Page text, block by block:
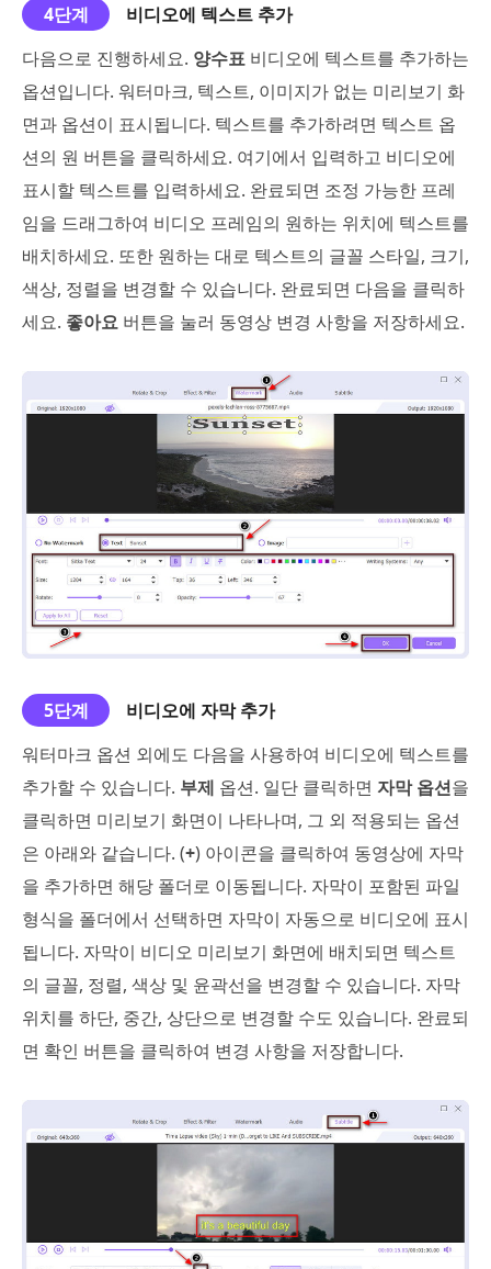
4단계
비디오에 텍스트 추가
다음으로 진행하세요. 양수표 비디오에 텍스트를 추가하는
옵션입니다. 워터마크, 텍스트, 이미지가 없는 미리보기 화
면과 옵션이 표시됩니다. 텍스트를 추가하려면 텍스트 옵
션의 원 버튼을 클릭하세요. 여기에서 입력하고 비디오에
표시할 텍스트를 입력하세요. 완료되면 조정 가능한 프레
임을 드래그하여 비디오 프레임의 원하는 위치에 텍스트를
배치하세요. 또한 원하는 대로 텍스트의 글꼴 스타일, 크기,
색상, 정렬을 변경할 수 있습니다. 완료되면 다음을 클릭하
세요. 좋아요 버튼을 눌러 동영상 변경 사항을 저장하세요.
5단계
비디오에 자막 추가
워터마크 옵션 외에도 다음을 사용하여 비디오에 텍스트를
추가할 수 있습니다. 부제 옵션. 일단 클릭하면 자막 옵션을
클릭하면 미리보기 화면이 나타나며, 그 외 적용되는 옵션
은 아래와 같습니다. (+) 아이콘을 클릭하여 동영상에 자막
을 추가하면 해당 폴더로 이동됩니다. 자막이 포함된 파일
형식을 폴더에서 선택하면 자막이 자동으로 비디오에 표시
됩니다. 자막이 비디오 미리보기 화면에 배치되면 텍스트
의 글꼴, 정렬, 색상 및 윤곽선을 변경할 수 있습니다. 자막
위치를 하단, 중간, 상단으로 변경할 수도 있습니다. 완료되
면 확인 버튼을 클릭하여 변경 사항을 저장합니다.